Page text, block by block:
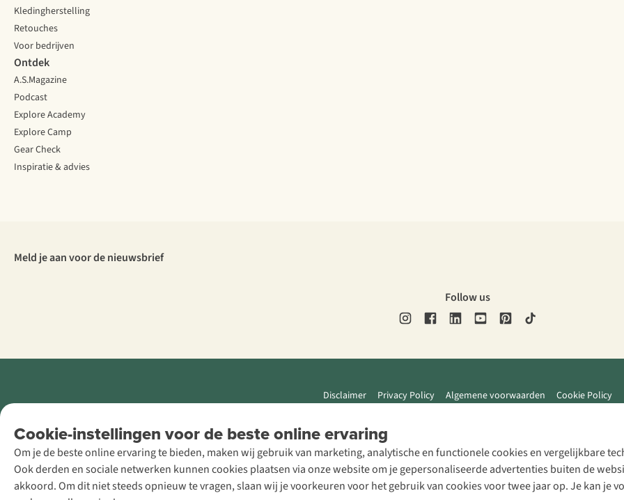
Cookie-instellingen voor de beste online ervaring
Om je de beste online ervaring te bieden, maken wij gebruik van marketing, analytische en functionele cookies en vergelijkbare
Ook derden en sociale netwerken kunnen cookies plaatsen via onze website om je gepersonaliseerde advertenties buiten de
akkoord. Om dit niet steeds opnieuw te vragen, slaan wij je voorkeuren voor het gebruik van cookies voor twee jaar op. Je kan je
Kledingherstelling
Retouches
Voor bedrijven
Ontdek
A.S.Magazine
Podcast
Explore Academy
Explore Camp
Gear Check
Inspiratie & advies
Meld je aan voor de nieuwsbrief
Follow us
Disclaimer Privacy Policy Algemene voorwaarden Cookie Policy
Retail Concepts
NV,
Smallandlaan
9, B-2660
Hoboken